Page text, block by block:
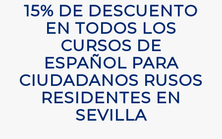
15% DE DESCUENTO
EN TODOS LOS
CURSOS DE
ESPAÑOL PARA
CIUDADANOS RUSOS
RESIDENTES EN
SEVILLA